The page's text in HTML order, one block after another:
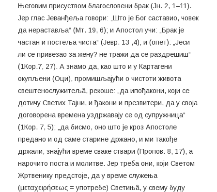
Његовим присуством благословени брак (Јн. 2, 1–11).
Јер глас Јеванђеља говори: „Што је Бог саставио, човек
да нераставља“ (Мт. 19, 6); и Апостол учи: „Брак је
частан и постеља чиста“ (Јевр. 13 ,4); и (опет): „Јеси
ли се привезао за жену? не тражи да се раздрешиш“
(1Кор.7, 27). А знамо да, као што и у Картагени
окупљени (Оци), промишљајући о чистоти живота
свештенослужитељâ, рекоше: „да ипођакони, који се
дотичу Светих Тајни, и ђакони и презвитери, да у своја
договорена времена уздржавају се од супружница“
(1Кор. 7, 5); „да бисмо, оно што је кроз Апостоле
предано и од саме старине држано, и ми такође
држали, знајући време сваке ствари (Пропов. 8, 17), а
нарочито поста и молитве. Јер треба они, који Светом
Жртвенику предстоје, да у време служења
(μεταχειρήσεως = употребе) Светињâ, у свему буду